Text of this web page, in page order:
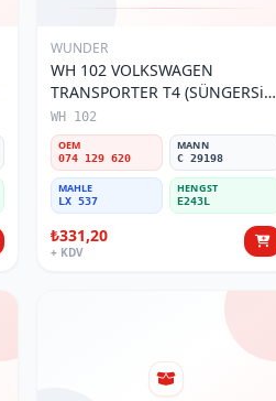
WUNDER
WH 102 VOLKSWAGEN
TRANSPORTER T4 (SÜNGERSiZ)
074 129 620 Hava Filtresi
WH 102
OEM
074 129 620
MANN
C 29198
MAHLE
LX 537
HENGST
E243L
₺331,20
+ KDV